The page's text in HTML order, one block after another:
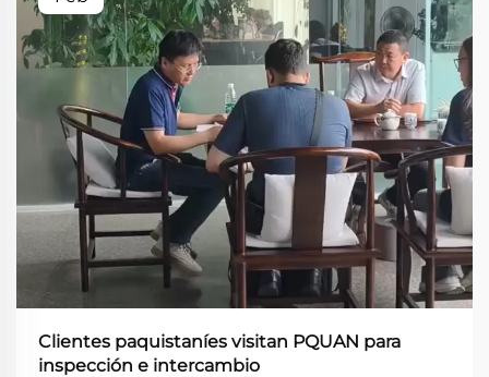
Clientes paquistaníes visitan PQUAN para
inspección e intercambio